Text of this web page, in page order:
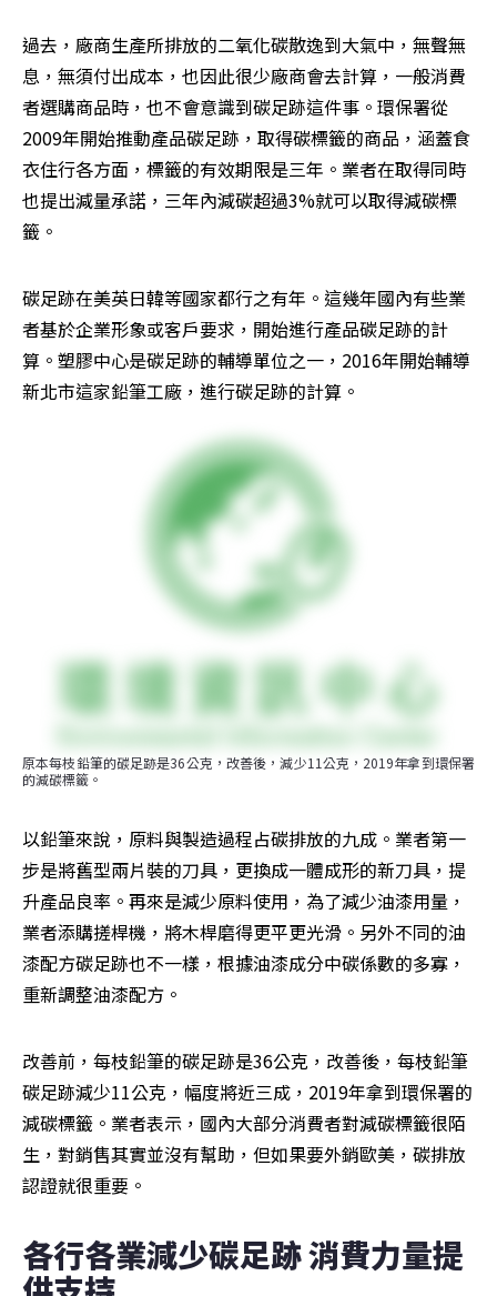
過去，廠商生產所排放的二氧化碳散逸到大氣中，無聲無
息，無須付出成本，也因此很少廠商會去計算，一般消費
者選購商品時，也不會意識到碳足跡這件事。環保署從
2009年開始推動產品碳足跡，取得碳標籤的商品，涵蓋食
衣住行各方面，標籤的有效期限是三年。業者在取得同時
也提出減量承諾，三年內減碳超過3%就可以取得減碳標
籤。
碳足跡在美英日韓等國家都行之有年。這幾年國內有些業
者基於企業形象或客戶要求，開始進行產品碳足跡的計
算。塑膠中心是碳足跡的輔導單位之一，2016年開始輔導
新北市這家鉛筆工廠，進行碳足跡的計算。
原本每枝鉛筆的碳足跡是36公克，改善後，減少11公克，2019年拿到環保署
的減碳標籤。
以鉛筆來說，原料與製造過程占碳排放的九成。業者第一
步是將舊型兩片裝的刀具，更換成一體成形的新刀具，提
升產品良率。再來是減少原料使用，為了減少油漆用量，
業者添購搓桿機，將木桿磨得更平更光滑。另外不同的油
漆配方碳足跡也不一樣，根據油漆成分中碳係數的多寡，
重新調整油漆配方。
改善前，每枝鉛筆的碳足跡是36公克，改善後，每枝鉛筆
碳足跡減少11公克，幅度將近三成，2019年拿到環保署的
減碳標籤。業者表示，國內大部分消費者對減碳標籤很陌
生，對銷售其實並沒有幫助，但如果要外銷歐美，碳排放
認證就很重要。
各行各業減少碳足跡 消費力量提